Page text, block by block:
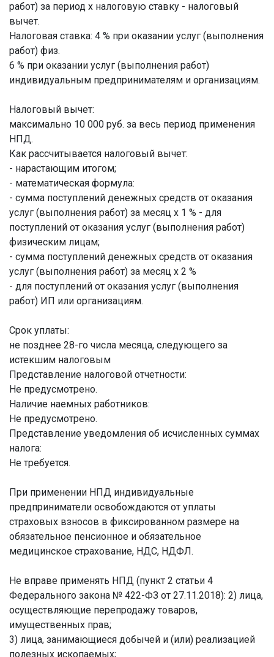
работ) за период х налоговую ставку - налоговый
вычет.
Налоговая ставка: 4 % при оказании услуг (выполнения
работ) физ.
6 % при оказании услуг (выполнения работ)
индивидуальным предпринимателям и организациям.
Налоговый вычет:
максимально 10 000 руб. за весь период применения
НПД.
Как рассчитывается налоговый вычет:
- нарастающим итогом;
- математическая формула:
- сумма поступлений денежных средств от оказания
услуг (выполнения работ) за месяц х 1 % - для
поступлений от оказания услуг (выполнения работ)
физическим лицам;
- сумма поступлений денежных средств от оказания
услуг (выполнения работ) за месяц х 2 %
- для поступлений от оказания услуг (выполнения
работ) ИП или организациям.
Срок уплаты:
не позднее 28-го числа месяца, следующего за
истекшим налоговым
Представление налоговой отчетности:
Не предусмотрено.
Наличие наемных работников:
Не предусмотрено.
Представление уведомления об исчисленных суммах
налога:
Не требуется.
При применении НПД индивидуальные
предприниматели освобождаются от уплаты
страховых взносов в фиксированном размере на
обязательное пенсионное и обязательное
медицинское страхование, НДС, НДФЛ.
Не вправе применять НПД (пункт 2 статьи 4
Федерального закона № 422-ФЗ от 27.11.2018): 2) лица,
осуществляющие перепродажу товаров,
имущественных прав;
3) лица, занимающиеся добычей и (или) реализацией
полезных ископаемых;